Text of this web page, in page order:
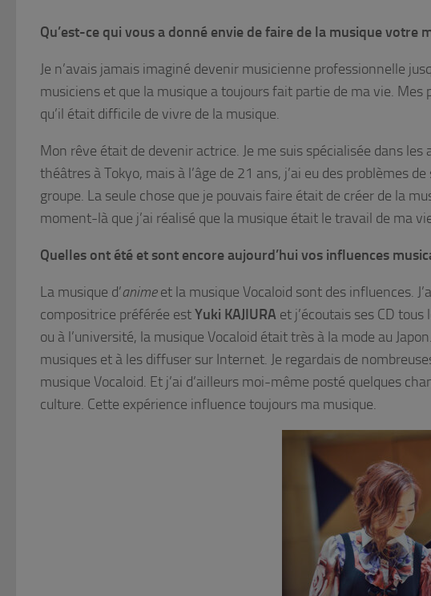
Qu’est-ce qui vous a donné envie de faire de la musique votre
Je n’avais jamais imaginé devenir musicienne professionnelle
musiciens et que la musique a toujours fait partie de ma vie.
qu’il était difficile de vivre de la musique.
Mon rêve était de devenir actrice. Je me suis spécialisée dans
théâtres à Tokyo, mais à l’âge de 21 ans, j’ai eu des problèmes
groupe. La seule chose que je pouvais faire était de créer de la
moment-là que j’ai réalisé que la musique était le travail de ma
Quelles ont été et sont encore aujourd’hui vos influences
La musique d’animeet la musique Vocaloid sont des influences.
compositrice préférée estYuki KAJIURA et j’écoutais ses CD tous
ou à l’université, la musique Vocaloid était très à la mode au
musiques et à les diffuser sur Internet. Je regardais de
musique Vocaloid. Et j’ai d’ailleurs moi-même posté quelques
culture. Cette expérience influence toujours ma musique.